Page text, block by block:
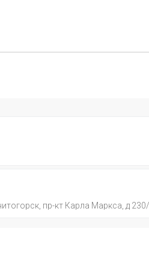
пр-кт Карла Маркса, д